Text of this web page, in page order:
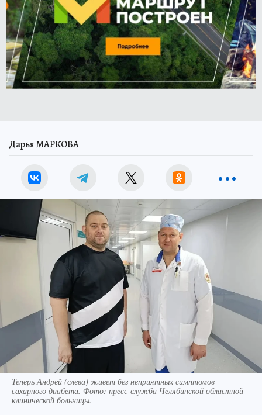
Дарья МАРКОВА
Теперь Андрей (слева) живет без неприятных симптомов
сахарного диабета. Фото: пресс-служба Челябинской областной
клинической больницы.